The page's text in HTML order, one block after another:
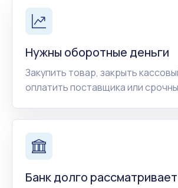
Нужны оборотные деньги
Закупить товар, закрыть
оплатить поставщика или
Банк долго рассматривает